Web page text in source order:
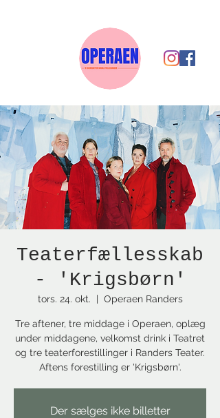
Teaterfællesskab
- 'Krigsbørn'
tors. 24. okt.
  |
Operaen Randers
Tre aftener, tre middage i Operaen, oplæg
under middagene, velkomst drink i Teatret
og tre teaterforestillinger i Randers Teater.
Aftens forestilling er 'Krigsbørn'.
Der sælges ikke billetter